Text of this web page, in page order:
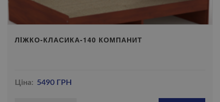
ЛIЖКО-КЛАСИКА-140 КОМПАНИТ
Ціна: 5490 ГРН